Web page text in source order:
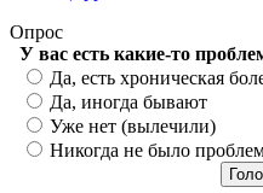
Опрос
У вас есть какие-то
Варианты
Да, есть хроническая
Да, иногда бывают
Уже нет (вылечили)
Никогда не было